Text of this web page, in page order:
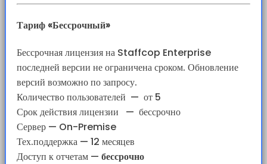
Тариф «Бессрочный»
Бессрочная лицензия на Staffcop Enterprise
последней версии не ограничена сроком. Обновление
версий возможно по запросу.
Количество пользователей — от 5
Срок действия лицензии
— бессрочно
Сервер — On-Premise
Тех.поддержка — 12 месяцев
Доступ к отчетам — бессрочно